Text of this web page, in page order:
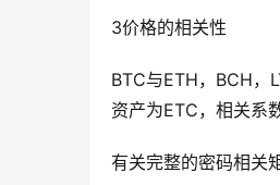
3价格的相关性
BTC与ETH，BCH，
资产为ETC，相关系
有关完整的密码相关